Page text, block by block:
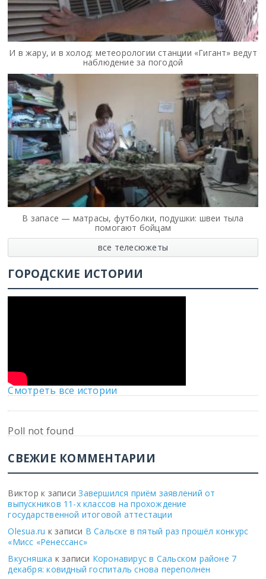
И в жару, и в холод: метеорологии станции «Гигант» ведут
наблюдение за погодой
В запасе — матрасы, футболки, подушки: швеи тыла
помогают бойцам
все телесюжеты
ГОРОДСКИЕ ИСТОРИИ
Смотреть все истории
Poll not found
СВЕЖИЕ КОММЕНТАРИИ
Виктор к записиЗавершился приём заявлений от
выпускников 11-х классов на прохождение
государственной итоговой аттестации
Olesua.ru к записи В Сальске в пятый раз прошёл конкурс
«Мисс «Ренессанс»
Вкусняшка к записи Коронавирус в Сальском районе 7
декабря: ковидный госпиталь снова переполнен